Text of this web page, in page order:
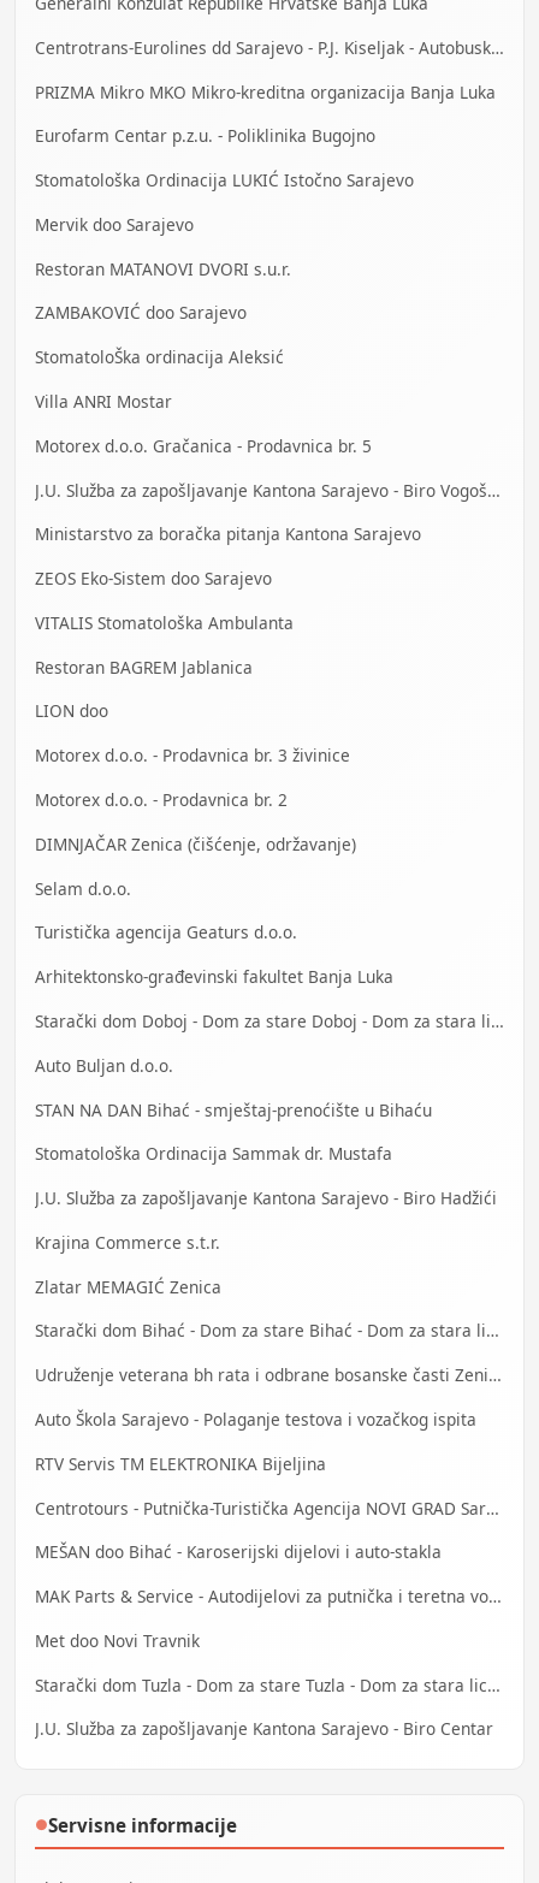
Centrotrans-Eurolines dd Sarajevo - P.J. Kiseljak - Autobuska stanica
PRIZMA Mikro MKO Mikro-kreditna organizacija Banja Luka
Eurofarm Centar p.z.u. - Poliklinika Bugojno
Stomatološka Ordinacija LUKIĆ Istočno Sarajevo
Mervik doo Sarajevo
Restoran MATANOVI DVORI s.u.r.
ZAMBAKOVIĆ doo Sarajevo
StomatoloŠka ordinacija Aleksić
Villa ANRI Mostar
Motorex d.o.o. Gračanica - Prodavnica br. 5
J.U. Služba za zapošljavanje Kantona Sarajevo - Biro Vogošća
Ministarstvo za boračka pitanja Kantona Sarajevo
ZEOS Eko-Sistem doo Sarajevo
VITALIS Stomatološka Ambulanta
Restoran BAGREM Jablanica
LION doo
Motorex d.o.o. - Prodavnica br. 3 živinice
Motorex d.o.o. - Prodavnica br. 2
DIMNJAČAR Zenica (čišćenje, održavanje)
Selam d.o.o.
Turistička agencija Geaturs d.o.o.
Arhitektonsko-građevinski fakultet Banja Luka
Starački dom Doboj - Dom za stare Doboj - Dom za stara lica Doboj
Auto Buljan d.o.o.
STAN NA DAN Bihać - smještaj-prenoćište u Bihaću
Stomatološka Ordinacija Sammak dr. Mustafa
J.U. Služba za zapošljavanje Kantona Sarajevo - Biro Hadžići
Krajina Commerce s.t.r.
Zlatar MEMAGIĆ Zenica
Starački dom Bihać - Dom za stare Bihać - Dom za stara lica Bihać
Udruženje veterana bh rata i odbrane bosanske časti Zenica
Auto Škola Sarajevo - Polaganje testova i vozačkog ispita
RTV Servis TM ELEKTRONIKA Bijeljina
Centrotours - Putnička-Turistička Agencija NOVI GRAD Sarajevo
MEŠAN doo Bihać - Karoserijski dijelovi i auto-stakla
MAK Parts & Service - Autodijelovi za putnička i teretna vozila Gračanica
Met doo Novi Travnik
Starački dom Tuzla - Dom za stare Tuzla - Dom za stara lica Tuzla
J.U. Služba za zapošljavanje Kantona Sarajevo - Biro Centar
●Servisne informacije